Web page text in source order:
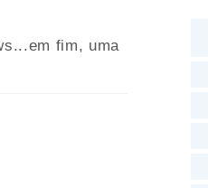
fim, uma